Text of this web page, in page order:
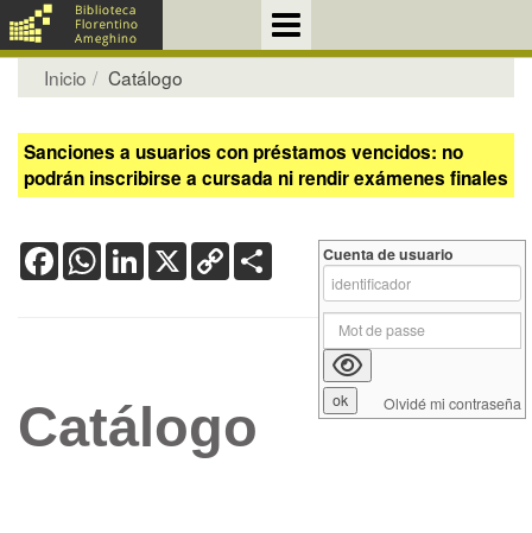
Inicio Catálogo
Sanciones a usuarios con préstamos vencidos: no
podrán inscribirse a cursada ni rendir exámenes finales
FacebookWhatsApp
LinkedIn
X Copy
Link
Catálogo
Cuenta de usuario
Olvidé mi contraseña